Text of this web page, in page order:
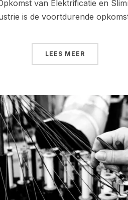
van Elektrificatie en
is de voortdurende
LEES MEER